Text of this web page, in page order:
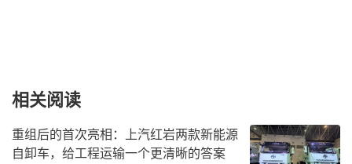
相关阅读
重组后的首次亮相：上汽红岩两款新能源
自卸车，给工程运输一个更清晰的答案